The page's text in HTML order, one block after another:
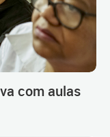
com aulas